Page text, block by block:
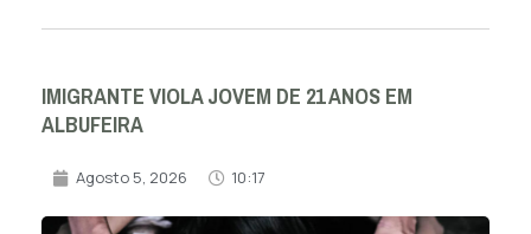
IMIGRANTE VIOLA JOVEM DE 21 ANOS EM
ALBUFEIRA
Agosto 5, 2026 10:17